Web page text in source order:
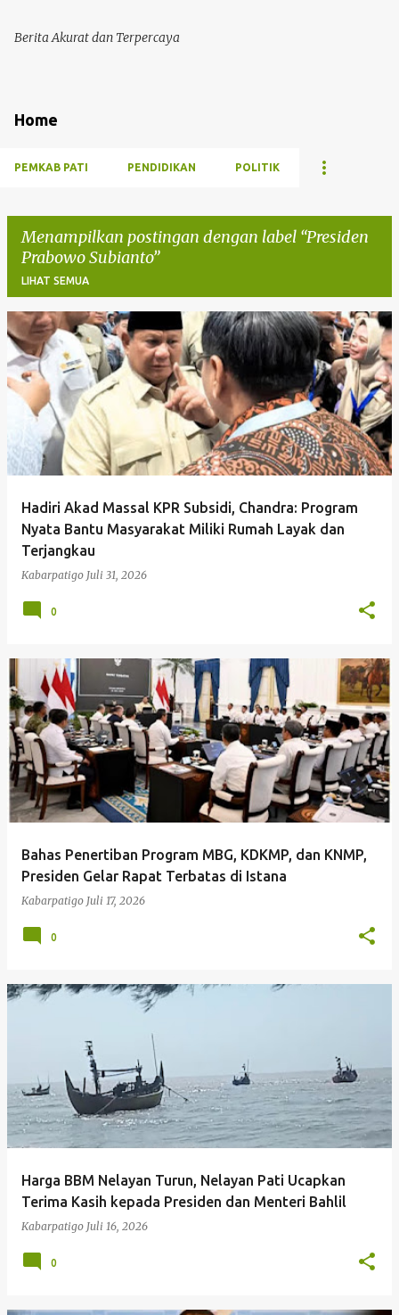
Berita Akurat dan Terpercaya
Home
PEMKAB PATI PENDIDIKAN POLITIK
Menampilkan postingan dengan label Presiden
Prabowo Subianto
LIHAT SEMUA
P
o
s
n
Hadiri Akad Massal KPR Subsidi, Chandra: Program
Nyata Bantu Masyarakat Miliki Rumah Layak dan
Terjangkau
Kabarpatigo Juli 31, 2026
0
Bahas Penertiban Program MBG, KDKMP, dan KNMP,
Presiden Gelar Rapat Terbatas di Istana
Kabarpatigo Juli 17, 2026
0
Harga BBM Nelayan Turun, Nelayan Pati Ucapkan
Terima Kasih kepada Presiden dan Menteri Bahlil
Kabarpatigo Juli 16, 2026
0
Kabarpatigo